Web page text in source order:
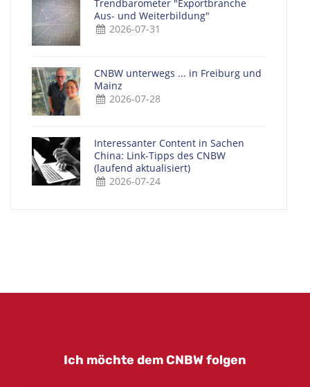
Trendbarometer "Exportbranche
Aus- und Weiterbildung"
2026-07-31
CNBW unterwegs ... in Freiburg und
Mainz
2026-07-28
Interessanter Content in Sachen
China: Link-Tipps des CNBW
(laufend aktualisiert)
2026-07-24
Ich möchte dem CNBW folgen